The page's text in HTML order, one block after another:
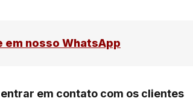
em nosso WhatsApp
em contato com os clientes